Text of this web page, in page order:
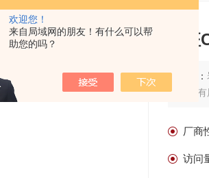
欢迎您！
来自局域网的朋友！有什么可以帮
助您的吗？
岩
描述：
化为
厂商
访问